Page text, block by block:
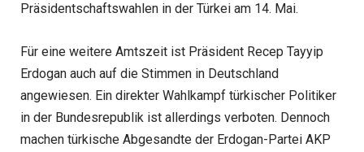
Präsidentschaftswahlen in der Türkei am 14. Mai.
Für eine weitere Amtszeit ist Präsident Recep Tayyip
Erdogan auch auf die Stimmen in Deutschland
angewiesen. Ein direkter Wahlkampf türkischer Politiker
in der Bundesrepublik ist allerdings verboten. Dennoch
machen türkische Abgesandte der Erdogan-Partei AKP